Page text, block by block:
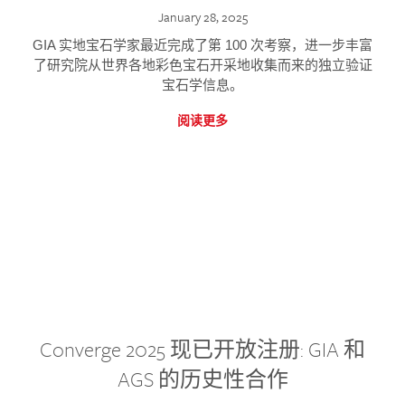
January 28, 2025
GIA 实地宝石学家最近完成了第 100 次考察，进一步丰富
了研究院从世界各地彩色宝石开采地收集而来的独立验证
宝石学信息。
阅读更多
Converge 2025 现已开放注册: GIA 和
AGS 的历史性合作